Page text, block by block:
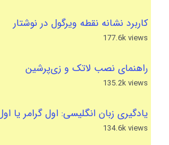
کاربرد نشانه نقطه ویرگول در نوشتار
177.6k views
راهنمای نصب لاتک و زی‌پرشین
135.2k views
یادگیری زبان انگلیسی: اول گرامر یا
134.6k views